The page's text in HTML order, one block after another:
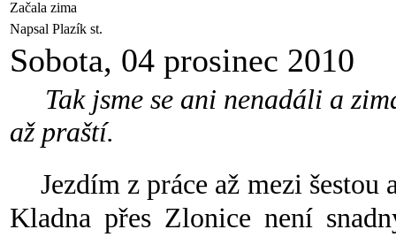
Začala zima
Napsal Plazík st.
Sobota, 04 prosinec 2010
Tak jsme se ani nenadáli a
až praští.
Jezdím z práce až mezi šestou
Kladna přes Zlonice není